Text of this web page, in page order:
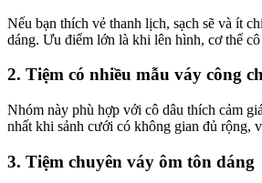
Nếu bạn thích vẻ thanh lịch, sạch sẽ và ít
dáng. Ưu điểm lớn là khi lên hình, cơ thể
2. Tiệm có nhiều mẫu váy công
Nhóm này phù hợp với cô dâu thích cảm
nhất khi sảnh cưới có không gian đủ rộng,
3. Tiệm chuyên váy ôm tôn dáng